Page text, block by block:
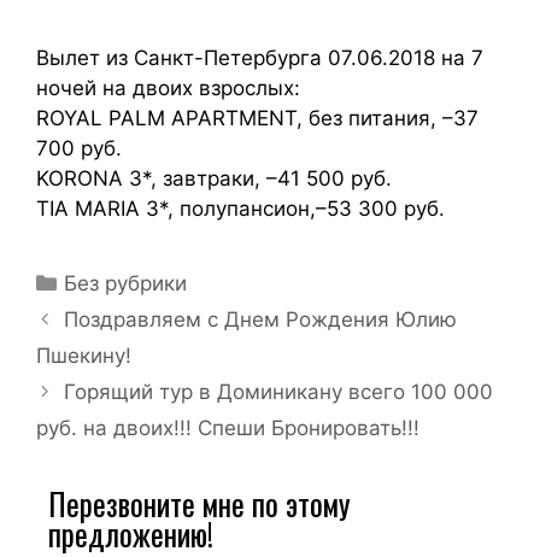
Вылет из Санкт-Петербурга 07.06.2018 на 7
ночей на двоих взрослых:
ROYAL PALM APARTMENT, без питания, –37
700 руб.
KORONA 3*, завтраки, –41 500 руб.
TIA MARIA 3*, полупансион,–53 300 руб.
Без рубрики
Поздравляем с Днем Рождения Юлию
Пшекину!
Горящий тур в Доминикану всего 100 000
руб. на двоих!!! Спеши Бронировать!!!
Перезвоните мне по этому
предложению!